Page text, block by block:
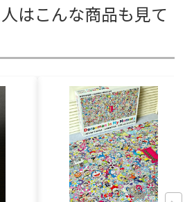
はこんな商品も見て